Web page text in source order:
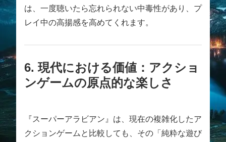
は、一度聴いたら忘れられない中毒性があり、プ
レイ中の高揚感を高めてくれます。
6. 現代における価値：アクショ
ンゲームの原点的な楽しさ
『スーパーアラビアン』は、現在の複雑化したア
クションゲームと比較しても、その「純粋な遊び